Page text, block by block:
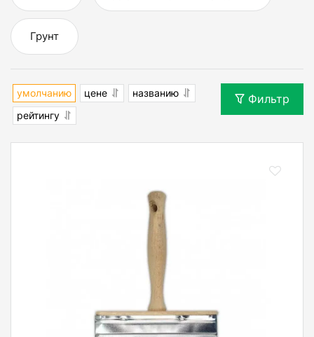
Грунт
умолчанию цене
названию
рейтингу
Фильтр